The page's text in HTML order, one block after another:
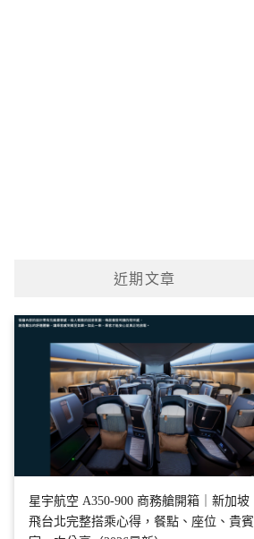
近期文章
星宇航空 A350-900 商務艙開箱｜新加坡
飛台北完整搭乘心得，餐點、座位、貴賓